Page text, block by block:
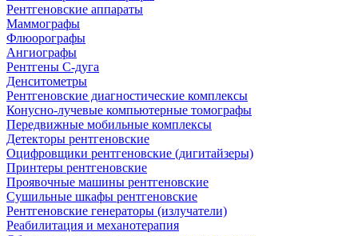
Рентгеновские аппараты
Маммографы
Флюорографы
Ангиографы
Рентгены С-дуга
Денситометры
Рентгеновские диагностические комплексы
Конусно-лучевые компьютерные томографы
Передвижные мобильные комплексы
Детекторы рентгеновские
Оцифровщики рентгеновские (дигитайзеры)
Принтеры рентгеновские
Проявочные машины рентгеновские
Сушильные шкафы рентгеновские
Рентгеновские генераторы (излучатели)
Реабилитация и механотерапия